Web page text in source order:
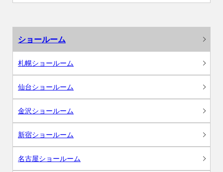
ショールーム
札幌ショールーム
仙台ショールーム
金沢ショールーム
新宿ショールーム
名古屋ショールーム